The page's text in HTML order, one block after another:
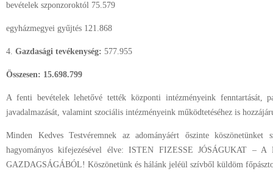
bevételek szponzoroktól 75.579
egyházmegyei gyűjtés 121.868
4. Gazdasági tevékenység: 577.955
Összesen: 15.698.799
A fenti bevételek lehetővé tették központi intézményeink fenntartását,
javadalmazását, valamint szociális intézményeink működtetéséhez is
Minden Kedves Testvéremnek az adományáért őszinte
hagyományos kifejezésével élve: ISTEN FIZESSE JÓSÁGUKAT –
GAZDAGSÁGÁBÓL! Köszönetünk és hálánk jeléül szívből küldöm